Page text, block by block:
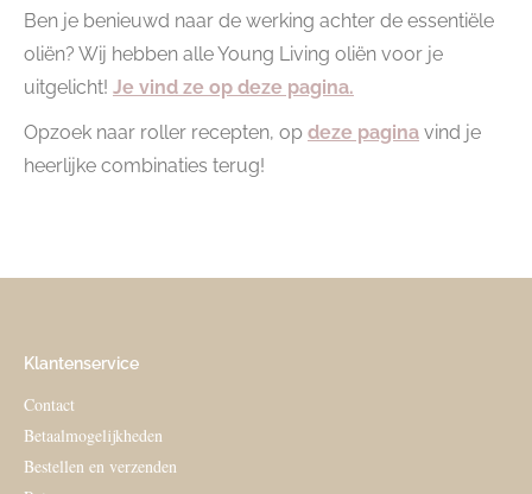
Ben je benieuwd naar de werking achter de essentiële
oliën? Wij hebben alle Young Living oliën voor je
uitgelicht! Je vind ze op deze pagina.
Opzoek naar roller recepten, op deze pagina vind je
heerlijke combinaties terug!
Klantenservice
Contact
Betaalmogelijkheden
Bestellen en verzenden